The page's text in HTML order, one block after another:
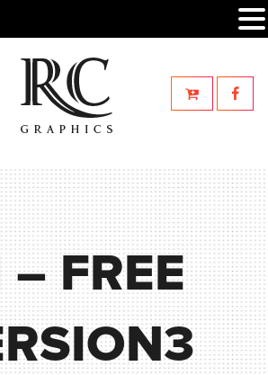
– FREE